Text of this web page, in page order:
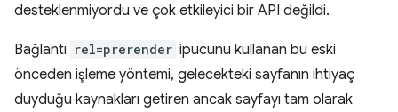
desteklenmiyordu ve çok etkileyici bir API değildi.
Bağlantı rel=prerender ipucunu kullanan bu eski
önceden işleme yöntemi, gelecekteki sayfanın ihtiyaç
duyduğu kaynakları getiren ancak sayfayı tam olarak